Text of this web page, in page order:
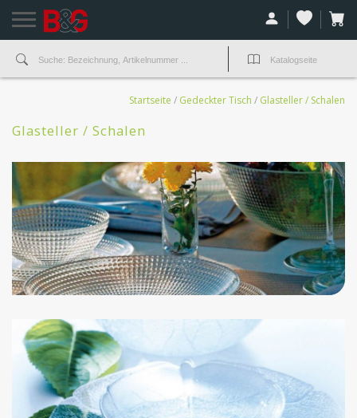
Startseite / Gedeckter Tisch / Glasteller / Schalen
Glasteller / Schalen